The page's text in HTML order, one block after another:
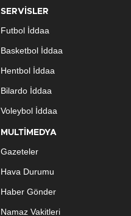
SERVİSLER
Futbol İddaa
Basketbol İddaa
Hentbol İddaa
Bilardo İddaa
Voleybol İddaa
MULTİMEDYA
Gazeteler
Hava Durumu
Haber Gönder
Namaz Vakitleri